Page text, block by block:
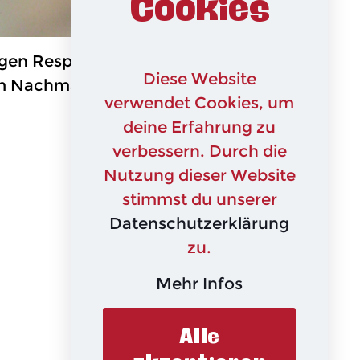
Respekt erwarte ich von euch die
Nachmachen habt
Cookies
Diese Website
verwendet Cookies, um
deine Erfahrung zu
verbessern. Durch die
Nutzung dieser Website
stimmst du unserer
Datenschutzerklärung
zu.
Mehr Infos
Alle